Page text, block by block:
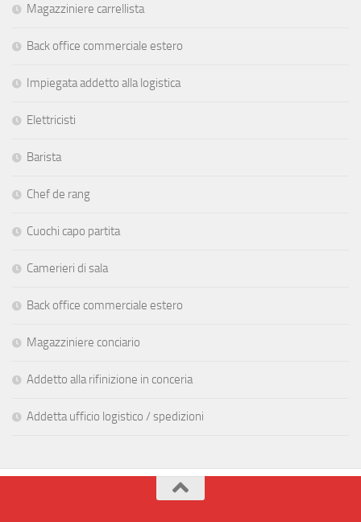
Magazziniere carrellista
Back office commerciale estero
Impiegata addetto alla logistica
Elettricisti
Barista
Chef de rang
Cuochi capo partita
Camerieri di sala
Back office commerciale estero
Magazziniere conciario
Addetto alla rifinizione in conceria
Addetta ufficio logistico / spedizioni